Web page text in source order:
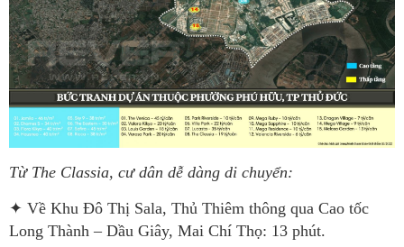
Từ The Classia, cư dân dễ dàng di chuyển:
✦ Về Khu Đô Thị Sala, Thủ Thiêm thông qua Cao tốc
Long Thành – Dầu Giây, Mai Chí Thọ: 13 phút.